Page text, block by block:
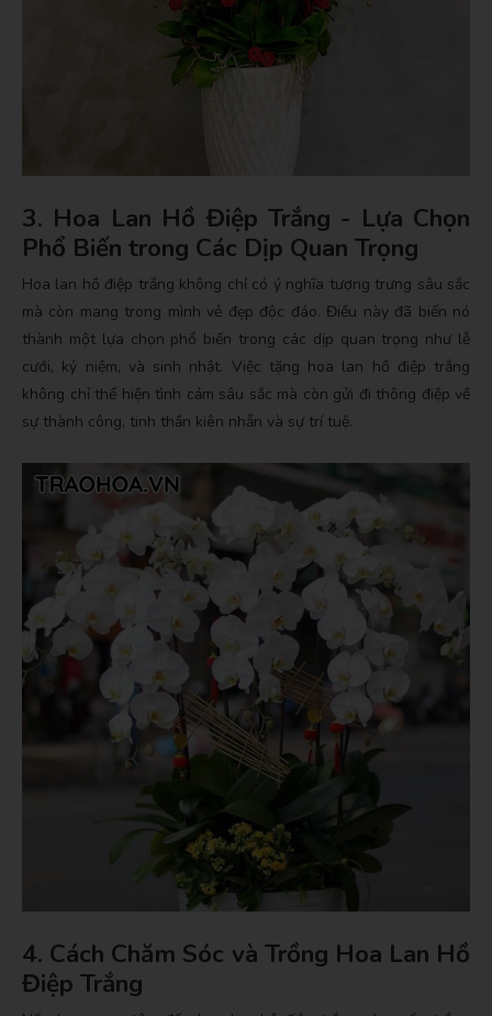
3. Hoa Lan Hồ Điệp Trắng - Lựa Chọn
Phổ Biến trong Các Dịp Quan Trọng
Hoa lan hồ điệp trắng không chỉ có ý nghĩa tượng trưng sâu sắc
mà còn mang trong mình vẻ đẹp độc đáo. Điều này đã biến nó
thành một lựa chọn phổ biến trong các dịp quan trọng như lễ
cưới, kỷ niệm, và sinh nhật. Việc tặng hoa lan hồ điệp trắng
không chỉ thể hiện tình cảm sâu sắc mà còn gửi đi thông điệp về
sự thành công, tinh thần kiên nhẫn và sự trí tuệ.
4. Cách Chăm Sóc và Trồng Hoa Lan Hồ
Điệp Trắng